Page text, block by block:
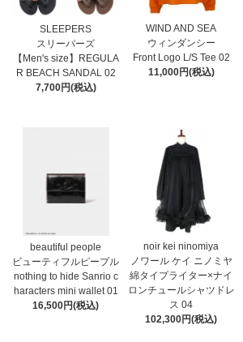
SLEEPERS
スリーパーズ
【Men's size】REGULA
R BEACH SANDAL 02
7,700円(税込)
WIND AND SEA
ウィンダンシー
Front Logo L/S Tee 02
11,000円(税込)
beautiful people
ビューティフルピープル
nothing to hide Sanrio c
haracters mini wallet⁠ 01
16,500円(税込)
noir kei ninomiya
ノワール ケイ ニノミヤ
綿タイプライター×ナイ
ロンチュールシャツドレ
ス 04
102,300円(税込)